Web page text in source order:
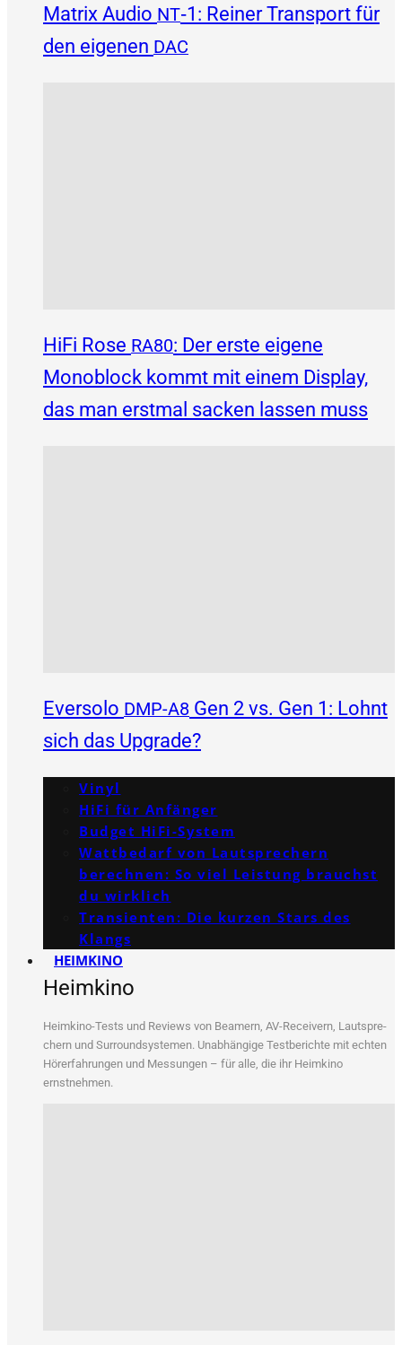
Matrix Audio NT‑1: Reiner Transport für
den eigenen DAC
HiFi Rose RA80: Der erste eigene
Monoblock kommt mit einem Display,
das man erstmal sacken lassen muss
Eversolo DMP-A8 Gen 2 vs. Gen 1: Lohnt
sich das Upgrade?
Vinyl
HiFi für Anfänger
Budget HiFi-System
Wattbedarf von Lautsprechern
berechnen: So viel Leistung brauchst
du wirklich
Transienten: Die kurzen Stars des
Klangs
HEIMKINO
Heimkino
Heim­ki­no-Tests und Reviews von Bea­mern, AV-Recei­vern, Laut­spre­
chern und Sur­round­sys­te­men. Unab­hän­gi­ge Test­be­rich­te mit ech­ten
Hör­erfah­run­gen und Mes­sun­gen – für alle, die ihr Heim­ki­no
ernstnehmen.